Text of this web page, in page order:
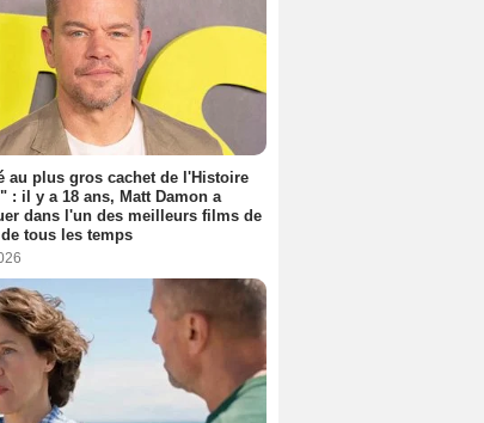
au plus gros cachet de l'Histoire
: il y a 18 ans, Matt Damon a
dans l'un des meilleurs films de
tous les temps